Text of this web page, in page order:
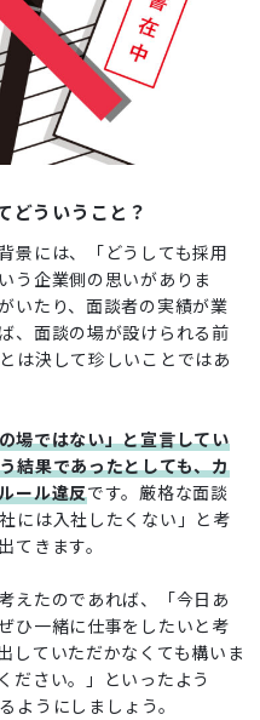
どういうこと？
景には、「どうしても採用
う企業側の思いがありま
いたり、面談者の実績が業
、面談の場が設けられる前
は決して珍しいことではあ
場ではない」と宣言してい
結果であったとしても、カ
ール違反です。厳格な面談
には入社したくない」と考
てきます。
えたのであれば、「今日あ
ひ一緒に仕事をしたいと考
していただかなくても構いま
ださい。」といったよう
ようにしましょう。